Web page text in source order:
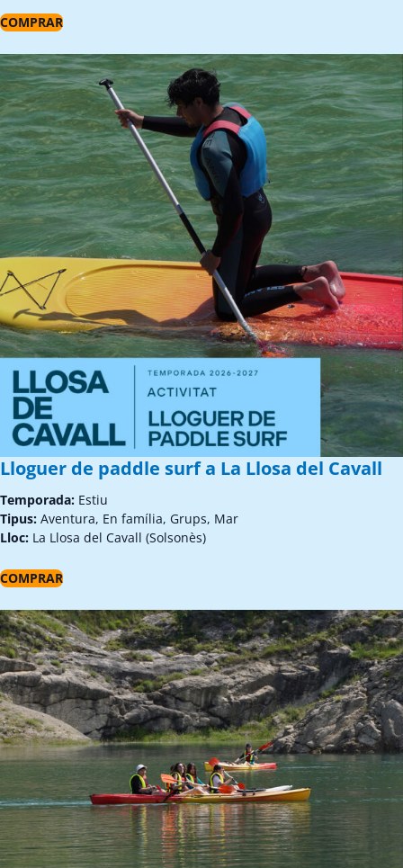
COMPRAR
Lloguer de paddle surf a La Llosa del Cavall
Temporada: Estiu
Tipus: Aventura, En família, Grups, Mar
Lloc: La Llosa del Cavall (Solsonès)
COMPRAR